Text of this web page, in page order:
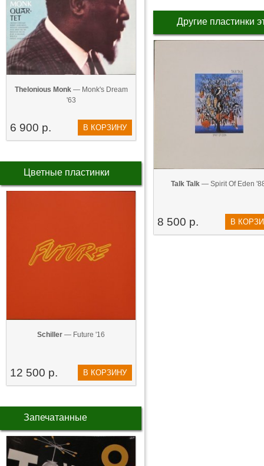
Thelonious Monk— Monk's Dream
'63
6 900 р. В КОРЗИНУ
Цветные пластинки
Schiller — Future '16
12 500 р. В КОРЗИНУ
Запечатанные
Другие пластинки
Talk Talk — Spirit Of Eden
8 500 р. В